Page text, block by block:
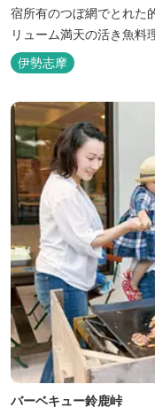
宿所有のつぼ網でとれた
リューム満天の活き魚料
伊勢志摩
バーベキュー鈴鹿峠